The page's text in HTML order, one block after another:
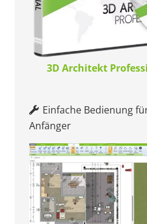
3D Architekt
Einfache Bedienung
Anfänger